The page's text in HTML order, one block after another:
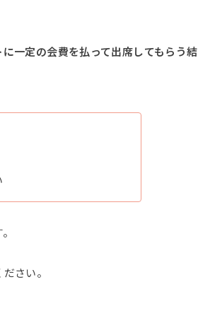
一定の会費を払って出席してもらう結
さい。